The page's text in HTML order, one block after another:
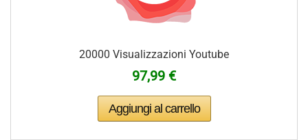
20000 Visualizzazioni Youtube
97,99 €